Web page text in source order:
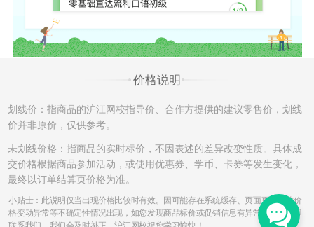
的发票；若换班申请是从课程费用高的班级换至课程费用低的班
级，学员须将已开出的发票寄回，收到后方可申请换班，发票寄
回费用由学员自行承担。
签约班，自课程开班之日起第8天不接受换班申请。
七天无忧退班：
产生听课记录，可申请7天无忧退班且无须支付额外手续费。若上
述时间内，产生听课记录的，已听部分课程费按照课程划线价折
课程开班之日起第8天至15天内，申请退班：
价格说明
划线价：指商品的沪江网校指导价、合作方提供的建议零售价，划线
价并非原价，仅供参考。
未划线价格：指商品的实时标价，不因表述的差异改变性质。具体成
交价格根据商品参加活动，或使用优惠券、学币、卡券等发生变化，
最终以订单结算页价格为准。
小贴士：此说明仅当出现价格比较时有效。因可能存在系统缓存、页面更新导致价
格变动异常等不确定性情况出现，如您发现商品标价或促销信息有异常，请您立即